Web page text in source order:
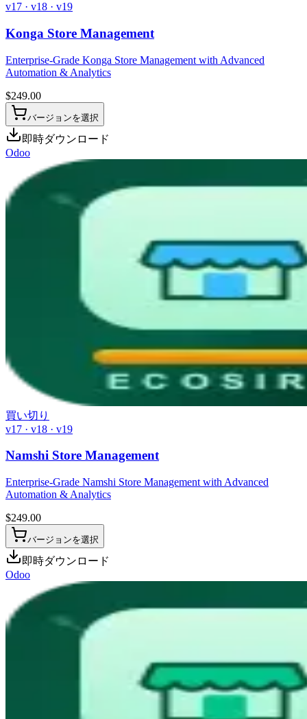
v17 · v18 · v19
Konga Store Management
Enterprise-Grade Konga Store Management with Advanced
Automation & Analytics
$249.00
バージョンを選択
即時ダウンロード
Odoo
買い切り
v17 · v18 · v19
Namshi Store Management
Enterprise-Grade Namshi Store Management with Advanced
Automation & Analytics
$249.00
バージョンを選択
即時ダウンロード
Odoo